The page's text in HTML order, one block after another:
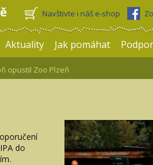
Navštivte i náš e-shop
Aktuality Jak pomáhat
opustil Zoo Plzeň
do